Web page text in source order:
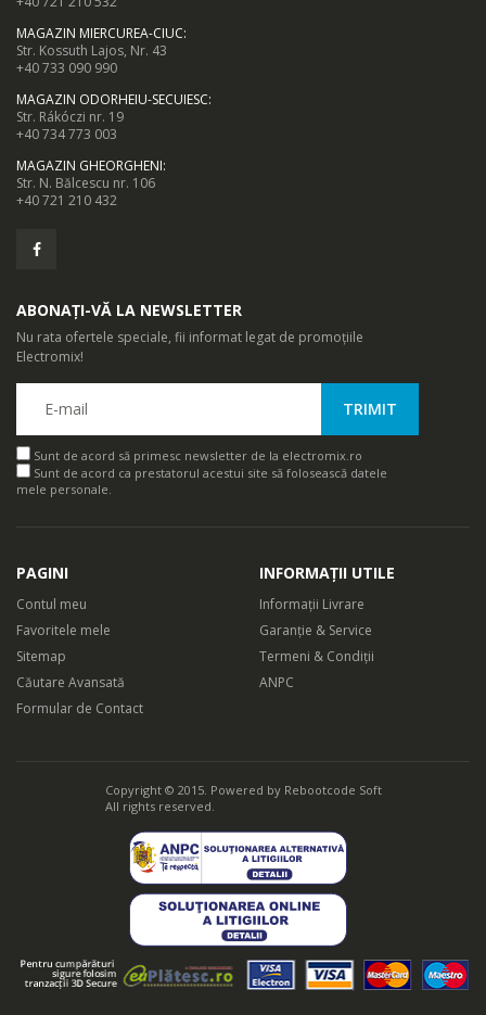
MAGAZIN MIERCUREA-CIUC:
Str. Kossuth Lajos, Nr. 43
+40 733 090 990
MAGAZIN ODORHEIU-SECUIESC:
Str. Rákóczi nr. 19
+40 734 773 003
MAGAZIN GHEORGHENI:
Str. N. Bălcescu nr. 106
+40 721 210 432
ABONAȚI-VĂ LA NEWSLETTER
Nu rata ofertele speciale, fii informat legat de promoțiile
Electromix!
Sunt de acord să primesc newsletter de la electromix.ro
Sunt de acord ca prestatorul acestui site să folosească datele
mele personale.
PAGINI
Contul meu
Favoritele mele
Sitemap
Căutare Avansată
Formular de Contact
INFORMAȚII UTILE
Informații Livrare
Garanție & Service
Termeni & Condiții
ANPC
Copyright © 2015. Powered by Rebootcode Soft
All rights reserved.